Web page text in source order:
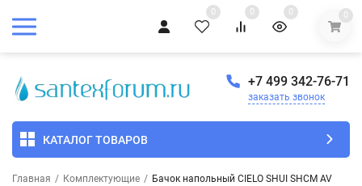
0 0 0 0
+7 499 342-76-71
заказать звонок
КАТАЛОГ ТОВАРОВ
Главная / Комплектующие / Бачок напольный CIELO SHUI SHCM AV